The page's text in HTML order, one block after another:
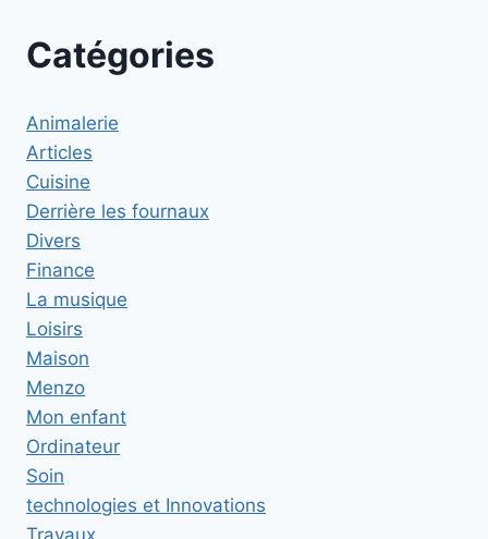
Catégories
Animalerie
Articles
Cuisine
Derrière les fournaux
Divers
Finance
La musique
Loisirs
Maison
Menzo
Mon enfant
Ordinateur
Soin
technologies et Innovations
Travaux